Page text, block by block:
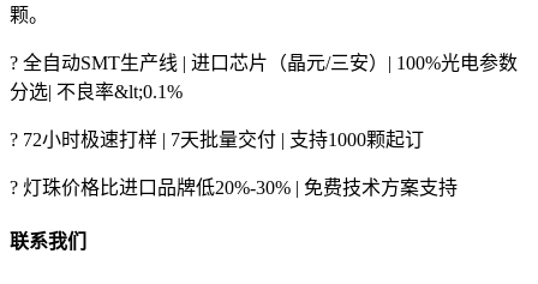
颗。
? 全自动SMT生产线 | 进口芯片（晶元/三安）| 100%光电参数
分选| 不良率&lt;0.1%
? 72小时极速打样 | 7天批量交付 | 支持1000颗起订
? 灯珠价格比进口品牌低20%-30% | 免费技术方案支持
联系我们